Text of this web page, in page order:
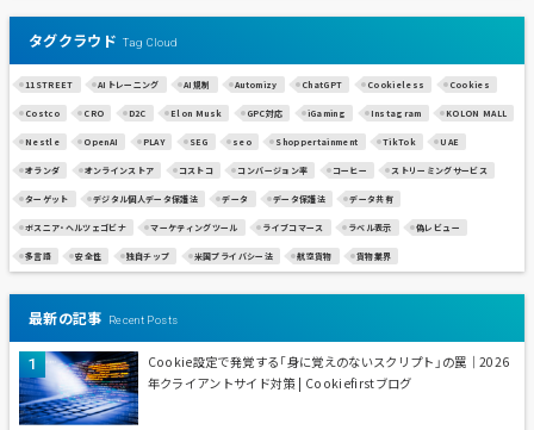
タグクラウド Tag Cloud
11STREET AIトレーニング AI規制 Automizy ChatGPT Cookieless Cookies
Costco CRO D2C Elon Musk GPC対応 iGaming Instagram KOLON MALL
Nestle OpenAI PLAY SEG seo Shoppertainment TikTok UAE
オランダ オンラインストア コストコ コンバージョン率 コーヒー ストリーミングサービス
ターゲット デジタル個人データ保護法 データ データ保護法 データ共有
ボスニア・ヘルツェゴビナ マーケティングツール ライブコマース ラベル表示 偽レビュー
多言語 安全性 独自チップ 米国プライバシー法 航空貨物 貨物業界
最新の記事 Recent Posts
Cookie設定で発覚する「身に覚えのないスクリプト」の罠｜2026
年クライアントサイド対策 | Cookiefirstブログ